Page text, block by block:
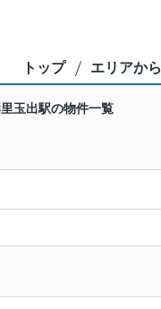
トップ エリアか
玉出駅の物件一覧